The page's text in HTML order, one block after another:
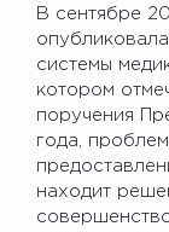
В сентябре
системы
котором
поручения
года,
находит